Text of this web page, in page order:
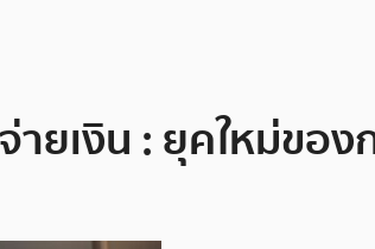
ยเงิน : ยุคใหม่ขอ